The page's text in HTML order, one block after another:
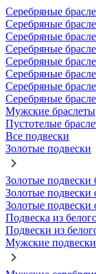
Серебряные
Серебряные
Серебряные
Серебряные
Серебряные
Серебряные
Серебряные
Серебряные
Мужские браслеты
Пустотелые
Все подвески
Золотые подвески
Золотые подвески
Золотые подвески
Золотые подвески
Подвеска из
Подвески из
Мужские подвески